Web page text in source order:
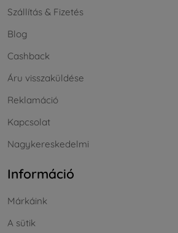
Szállítás & Fizetés
Blog
Cashback
Áru visszaküldése
Reklamáció
Kapcsolat
Nagykereskedelmi
Információ
Márkáink
A sütik